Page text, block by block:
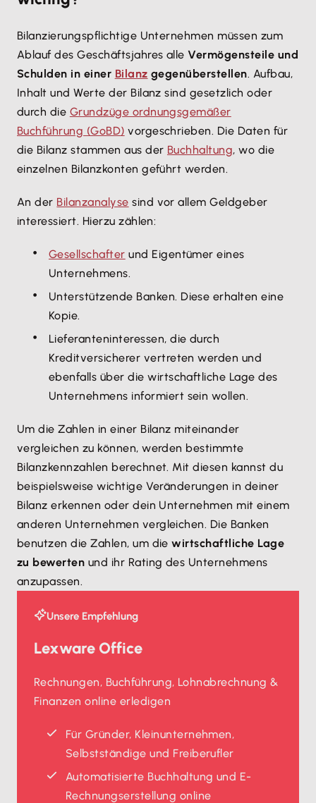
Bilanzierungspflichtige Unternehmen müssen zum
Ablauf des Geschäftsjahres alle Vermögensteile und
Schulden in einer Bilanz gegenüberstellen. Aufbau,
Inhalt und Werte der Bilanz sind gesetzlich oder
durch die Grundzüge ordnungsgemäßer
Buchführung (GoBD) vorgeschrieben. Die Daten für
die Bilanz stammen aus der Buchhaltung, wo die
einzelnen Bilanzkonten geführt werden.
An der Bilanzanalyse sind vor allem Geldgeber
interessiert. Hierzu zählen:
Gesellschafter und Eigentümer eines
Unternehmens.
Unterstützende Banken. Diese erhalten eine
Kopie.
Lieferanteninteressen, die durch
Kreditversicherer vertreten werden und
ebenfalls über die wirtschaftliche Lage des
Unternehmens informiert sein wollen.
Um die Zahlen in einer Bilanz miteinander
vergleichen zu können, werden bestimmte
Bilanzkennzahlen berechnet. Mit diesen kannst du
beispielsweise wichtige Veränderungen in deiner
Bilanz erkennen oder dein Unternehmen mit einem
anderen Unternehmen vergleichen. Die Banken
benutzen die Zahlen, um diewirtschaftliche Lage
zu bewerten und ihr Rating des Unternehmens
anzupassen.
Unsere Empfehlung
Lexware Office
Rechnungen, Buchführung, Lohnabrechnung &
Finanzen online erledigen
Für Gründer, Kleinunternehmen,
Selbstständige und Freiberufler
Automatisierte Buchhaltung und E-
Rechnungserstellung online